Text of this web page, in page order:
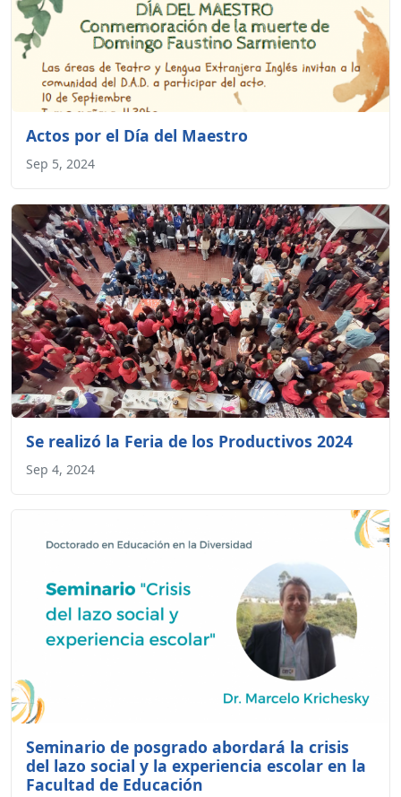
Actos por el Día del Maestro
Sep 5, 2024
Se realizó la Feria de los Productivos 2024
Sep 4, 2024
Seminario de posgrado abordará la crisis
del lazo social y la experiencia escolar en la
Facultad de Educación